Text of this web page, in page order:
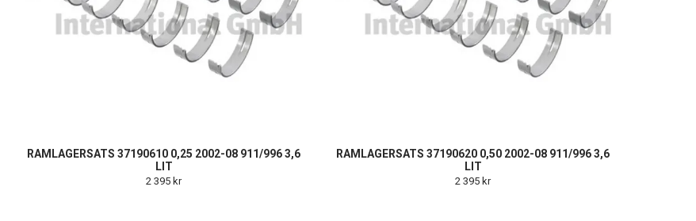
RAMLAGERSATS 37190610 0,25 2002-08 911/996 3,6
LIT
2 395 kr
RAMLAGERSATS 37190620 0,50 2002-08 911/996 3,6
LIT
2 395 kr